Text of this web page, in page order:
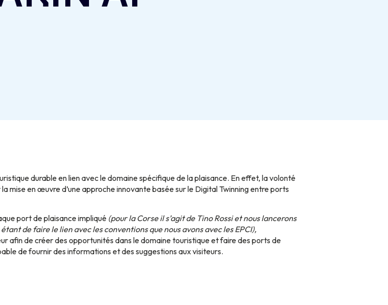
durable en lien avec le domaine spécifique de la plaisance. En effet, la volonté
en œuvre d’une approche innovante basée sur le Digital Twinning entre ports
port de plaisance impliqué (pour la Corse il s’agit de Tino Rossi et nous lancerons
de faire le lien avec les conventions que nous avons avec les EPCI),
afin de créer des opportunités dans le domaine touristique et faire des ports de
de fournir des informations et des suggestions aux visiteurs.